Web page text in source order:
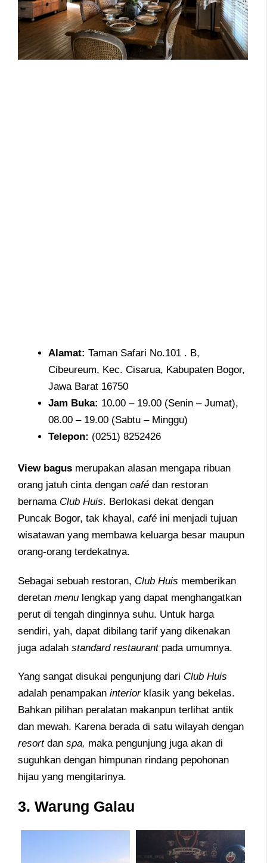
Alamat: Taman Safari No.101 . B,
Cibeureum, Kec. Cisarua, Kabupaten Bogor,
Jawa Barat 16750
Jam Buka: 10.00 – 19.00 (Senin – Jumat),
08.00 – 19.00 (Sabtu – Minggu)
Telepon: (0251) 8252426
View bagus merupakan alasan mengapa ribuan
orang jatuh cinta dengan café dan restoran
bernama Club Huis. Berlokasi dekat dengan
Puncak Bogor, tak khayal, café ini menjadi tujuan
wisatawan yang membawa keluarga besar maupun
orang-orang terdekatnya.
Sebagai sebuah restoran, Club Huis memberikan
deretan menu lengkap yang dapat menghangatkan
perut di tengah dinginnya suhu. Untuk harga
sendiri, yah, dapat dibilang tarif yang dikenakan
juga adalah standard restaurantpada umumnya.
Yang sangat disukai pengunjung dari Club Huis
adalah penampakan interior klasik yang bekelas.
Bahkan pilihan peralatan makanpun terlihat antik
dan mewah. Karena berada di satu wilayah dengan
resortdan spa, maka pengunjung juga akan di
suguhkan dengan himpunan rindang pepohonan
hijau yang mengitarinya.
3. Warung Galau